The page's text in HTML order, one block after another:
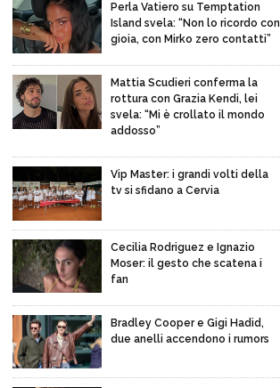
Perla Vatiero su Temptation
Island svela: “Non lo ricordo con
gioia, con Mirko zero contatti”
Mattia Scudieri conferma la
rottura con Grazia Kendi, lei
svela: “Mi è crollato il mondo
addosso”
Vip Master: i grandi volti della
tv si sfidano a Cervia
Cecilia Rodriguez e Ignazio
Moser: il gesto che scatena i
fan
Bradley Cooper e Gigi Hadid,
due anelli accendono i rumors